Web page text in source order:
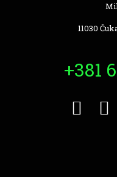
11030
+381